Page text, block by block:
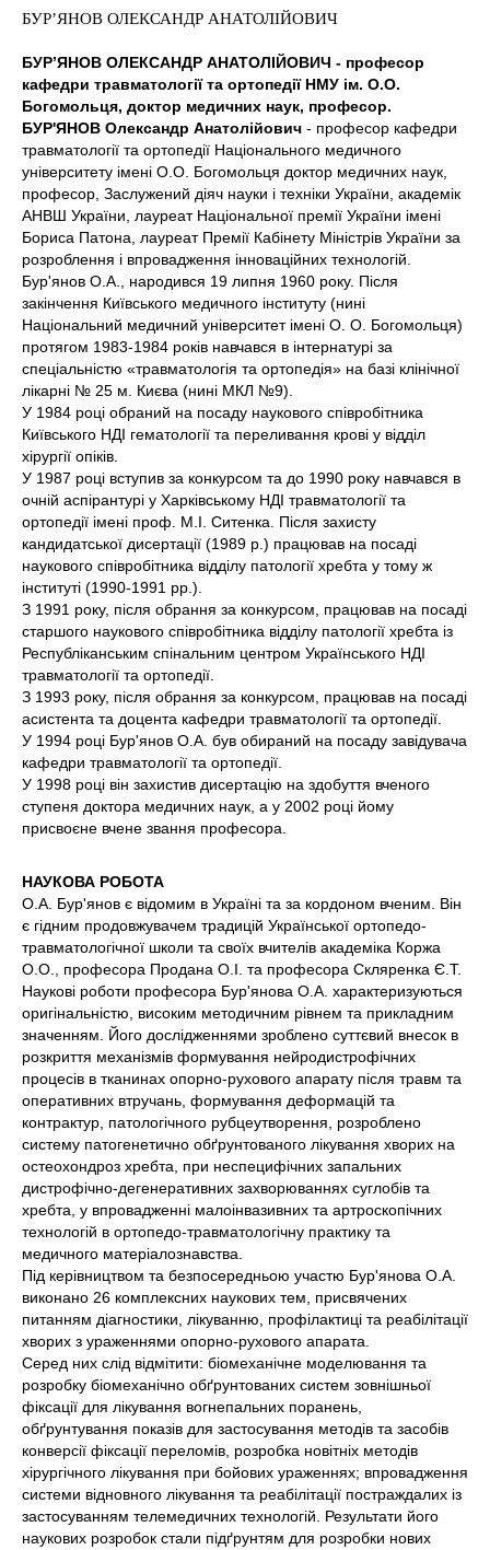
БУР’ЯНОВ ОЛЕКСАНДР АНАТОЛІЙОВИЧ
БУР’ЯНОВ ОЛЕКСАНДР АНАТОЛІЙОВИЧ - професор
кафедри травматології та ортопедії НМУ ім. О.О.
Богомольця, доктор медичних наук, професор.
БУР'ЯНОВ Олександр Анатолійович - професор кафедри
травматології та ортопедії Національного медичного
університету імені О.О. Богомольця доктор медичних наук,
професор, Заслужений діяч науки і техніки України, академік
АНВШ України, лауреат Національної премії України імені
Бориса Патона, лауреат Премії Кабінету Міністрів України за
розроблення і впровадження інноваційних технологій.
Бур'янов О.А., народився 19 липня 1960 року. Після
закінчення Київського медичного інституту (нині
Національний медичний університет імені О. О. Богомольця)
протягом 1983-1984 років навчався в інтернатурі за
спеціальністю «травматологія та ортопедія» на базі клінічної
лікарні № 25 м. Києва (нині МКЛ №9).
У 1984 році обраний на посаду наукового співробітника
Київського НДІ гематології та переливання крові у відділ
хірургії опіків.
У 1987 році вступив за конкурсом та до 1990 року навчався в
очній аспірантурі у Харківському НДІ травматології та
ортопедії імені проф. М.І. Ситенка. Після захисту
кандидатської дисертації (1989 р.) працював на посаді
наукового співробітника відділу патології хребта у тому ж
інституті (1990-1991 рр.).
З 1991 року, після обрання за конкурсом, працював на посаді
старшого наукового співробітника відділу патології хребта із
Республіканським спінальним центром Українського НДІ
травматології та ортопедії.
З 1993 року, після обрання за конкурсом, працював на посаді
асистента та доцента кафедри травматології та ортопедії.
У 1994 році Бур'янов О.А. був обираний на посаду завідувача
кафедри травматології та ортопедії.
У 1998 році він захистив дисертацію на здобуття вченого
ступеня доктора медичних наук, а у 2002 році йому
присвоєне вчене звання професора.
НАУКОВА РОБОТА
О.А. Бур'янов є відомим в Україні та за кордоном вченим. Він
є гідним продовжувачем традицій Української ортопедо-
травматологічної школи та своїх вчителів академіка Коржа
О.О., професора Продана О.І. та професора Скляренка Є.Т.
Наукові роботи професора Бур'янова О.А. характеризуються
оригінальністю, високим методичним рівнем та прикладним
значенням. Його дослідженнями зроблено суттєвий внесок в
розкриття механізмів формування нейродистрофічних
процесів в тканинах опорно-рухового апарату після травм та
оперативних втручань, формування деформацій та
контрактур, патологічного рубцеутворення, розроблено
систему патогенетично обґрунтованого лікування хворих на
остеохондроз хребта, при неспецифічних запальних
дистрофічно-дегенеративних захворюваннях суглобів та
хребта, у впровадженні малоінвазивних та артроскопічних
технологій в ортопедо-травматологічну практику та
медичного матеріалознавства.
Під керівництвом та безпосередньою участю Бур'янова О.А.
виконано 26 комплексних наукових тем, присвячених
питанням діагностики, лікуванню, профілактиці та реабілітації
хворих з ураженнями опорно-рухового апарата.
Серед них слід відмітити: біомеханічне моделювання та
розробку біомеханічно обґрунтованих систем зовнішньої
фіксації для лікування вогнепальних поранень,
обґрунтування показів для застосування методів та засобів
конверсії фіксації переломів, розробка новітніх методів
хірургічного лікування при бойових ураженнях; впровадження
системи відновного лікування та реабілітації постраждалих із
застосуванням телемедичних технологій. Результати його
наукових розробок стали підґрунтям для розробки нових